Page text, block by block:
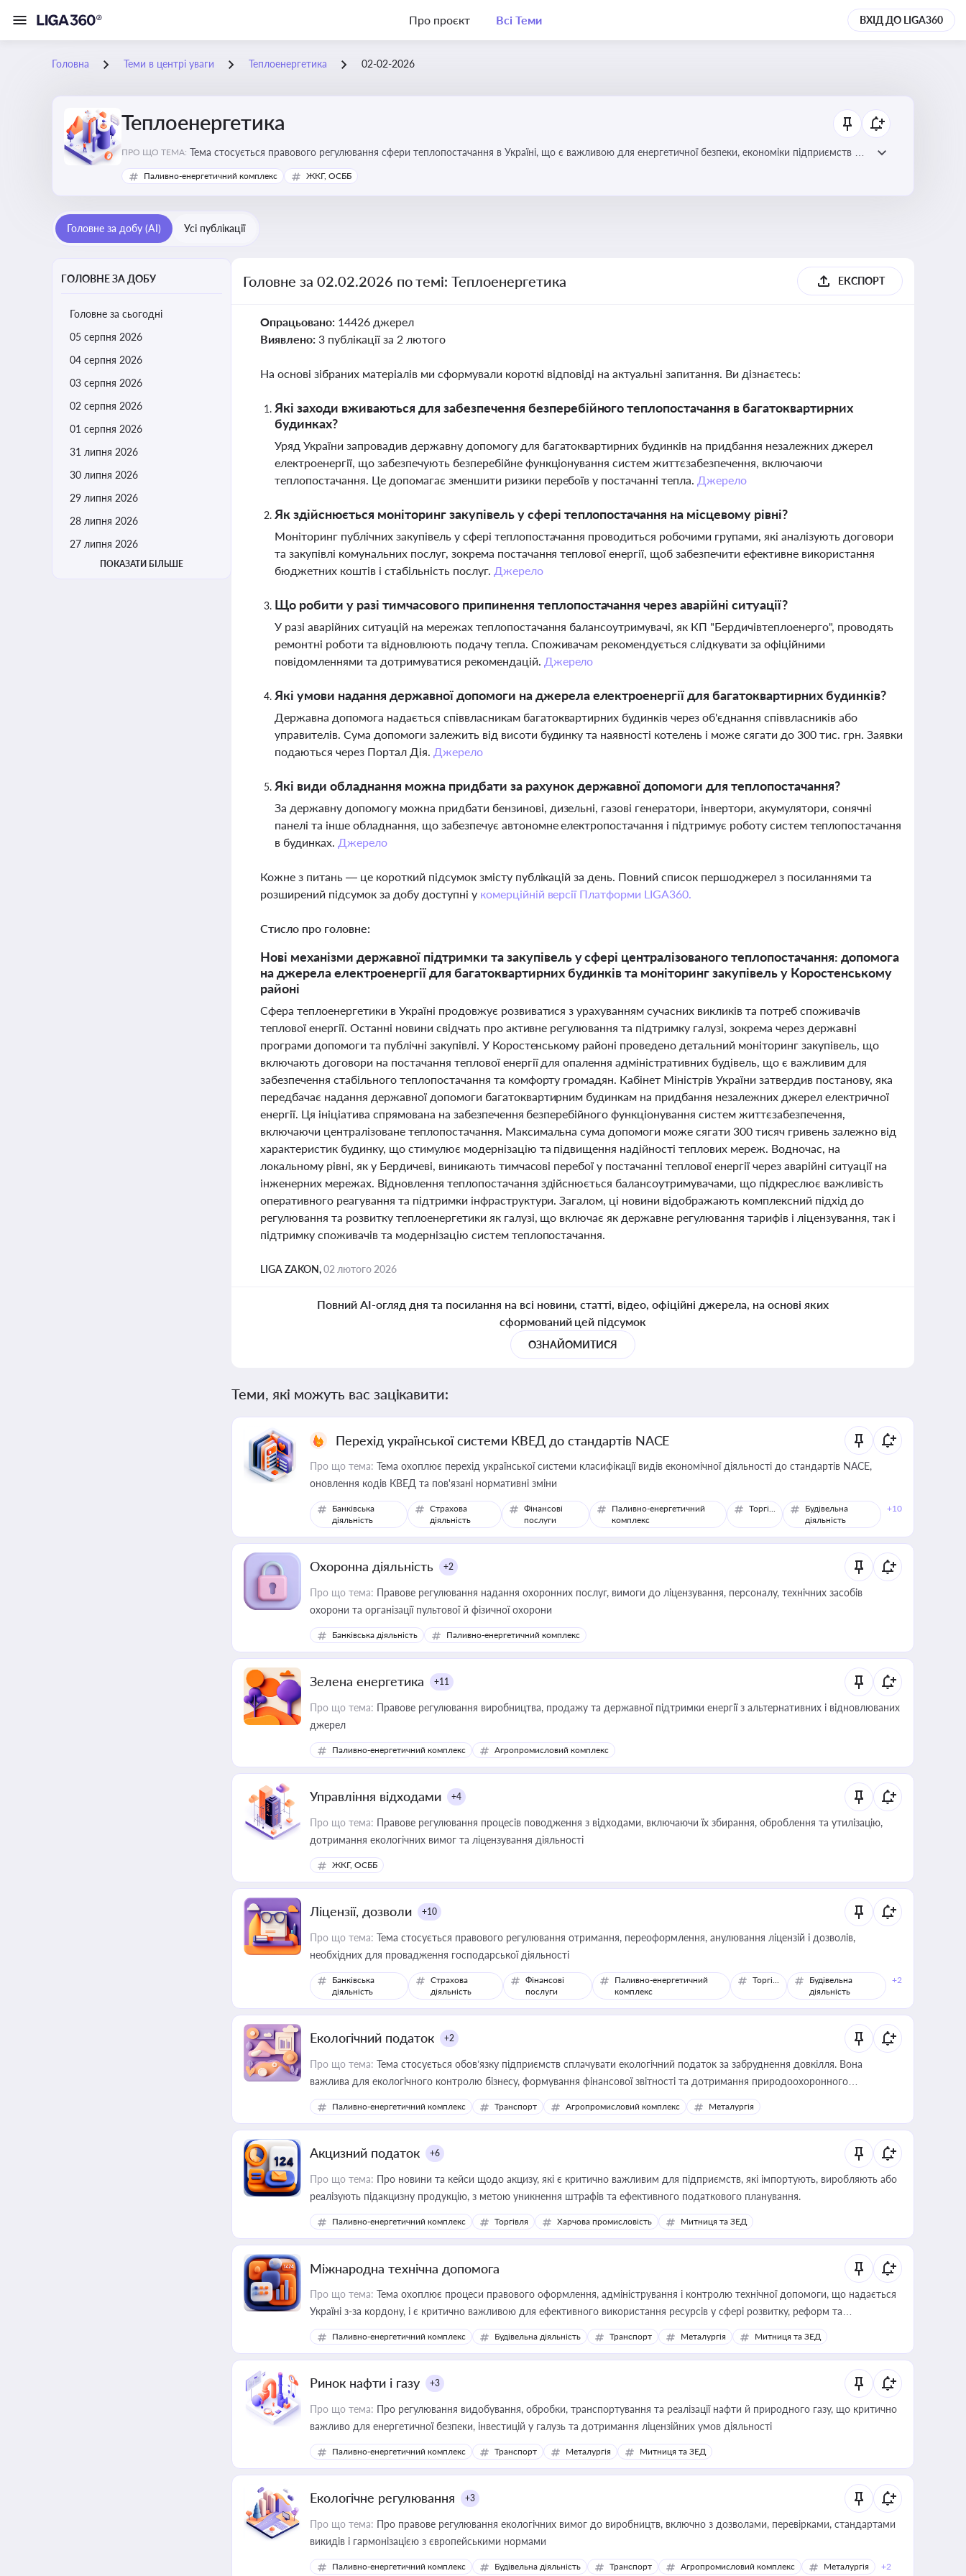
Про проєкт Всі Теми ВХІД ДО LIGA360
Головна Теми в центрі уваги Теплоенергетика 02-02-2026
Теплоенергетика
ПРО ЩО ТЕМА: Тема стосується правового регулювання сфери теплопостачання в Україні, що є важливою для енергетичної безпеки, економіки підприємств та
дотримання законодавчих вимог у сфері комунальних послуг
Паливно-енергетичний комплекс ЖКГ, ОСББ
Головне за добу (AI) Усі публікації
ГОЛОВНЕ ЗА ДОБУ
Головне за сьогодні
05 серпня 2026
04 серпня 2026
03 серпня 2026
02 серпня 2026
01 серпня 2026
31 липня 2026
30 липня 2026
29 липня 2026
28 липня 2026
27 липня 2026
ПОКАЗАТИ БІЛЬШЕ
Головне за 02.02.2026 по темі: Теплоенергетика ЕКСПОРТ
Опрацьовано: 14426 джерел
Виявлено: 3 публікації за 2 лютого
На основі зібраних матеріалів ми сформували короткі відповіді на актуальні запитання. Ви дізнаєтесь:
Які заходи вживаються для забезпечення безперебійного теплопостачання в багатоквартирних
будинках?
Уряд України запровадив державну допомогу для багатоквартирних будинків на придбання незалежних джерел
електроенергії, що забезпечують безперебійне функціонування систем життєзабезпечення, включаючи
теплопостачання. Це допомагає зменшити ризики перебоїв у постачанні тепла. Джерело
Як здійснюється моніторинг закупівель у сфері теплопостачання на місцевому рівні?
Моніторинг публічних закупівель у сфері теплопостачання проводиться робочими групами, які аналізують договори
та закупівлі комунальних послуг, зокрема постачання теплової енергії, щоб забезпечити ефективне використання
бюджетних коштів і стабільність послуг. Джерело
Що робити у разі тимчасового припинення теплопостачання через аварійні ситуації?
У разі аварійних ситуацій на мережах теплопостачання балансоутримувачі, як КП "Бердичівтеплоенерго", проводять
ремонтні роботи та відновлюють подачу тепла. Споживачам рекомендується слідкувати за офіційними
повідомленнями та дотримуватися рекомендацій. Джерело
Які умови надання державної допомоги на джерела електроенергії для багатоквартирних будинків?
Державна допомога надається співвласникам багатоквартирних будинків через об'єднання співвласників або
управителів. Сума допомоги залежить від висоти будинку та наявності котелень і може сягати до 300 тис. грн. Заявки
подаються через Портал Дія. Джерело
Які види обладнання можна придбати за рахунок державної допомоги для теплопостачання?
За державну допомогу можна придбати бензинові, дизельні, газові генератори, інвертори, акумулятори, сонячні
панелі та інше обладнання, що забезпечує автономне електропостачання і підтримує роботу систем теплопостачання
в будинках. Джерело
Кожне з питань — це короткий підсумок змісту публікацій за день. Повний список першоджерел з посиланнями та
розширений підсумок за добу доступні у комерційній версії Платформи LIGA360.
Стисло про головне:
Нові механізми державної підтримки та закупівель у сфері централізованого теплопостачання: допомога
на джерела електроенергії для багатоквартирних будинків та моніторинг закупівель у Коростенському
районі
Сфера теплоенергетики в Україні продовжує розвиватися з урахуванням сучасних викликів та потреб споживачів
теплової енергії. Останні новини свідчать про активне регулювання та підтримку галузі, зокрема через державні
програми допомоги та публічні закупівлі. У Коростенському районі проведено детальний моніторинг закупівель, що
включають договори на постачання теплової енергії для опалення адміністративних будівель, що є важливим для
забезпечення стабільного теплопостачання та комфорту громадян. Кабінет Міністрів України затвердив постанову, яка
передбачає надання державної допомоги багатоквартирним будинкам на придбання незалежних джерел електричної
енергії. Ця ініціатива спрямована на забезпечення безперебійного функціонування систем життєзабезпечення,
включаючи централізоване теплопостачання. Максимальна сума допомоги може сягати 300 тисяч гривень залежно від
характеристик будинку, що стимулює модернізацію та підвищення надійності теплових мереж. Водночас, на
локальному рівні, як у Бердичеві, виникають тимчасові перебої у постачанні теплової енергії через аварійні ситуації на
інженерних мережах. Відновлення теплопостачання здійснюється балансоутримувачами, що підкреслює важливість
оперативного реагування та підтримки інфраструктури. Загалом, ці новини відображають комплексний підхід до
регулювання та розвитку теплоенергетики як галузі, що включає як державне регулювання тарифів і ліцензування, так і
підтримку споживачів та модернізацію систем теплопостачання.
LIGA ZAKON,02 лютого 2026
Повний AI-огляд дня та посилання на всі новини, статті, відео, офіційні джерела, на основі яких
сформований цей підсумок
ОЗНАЙОМИТИСЯ
Теми, які можуть вас зацікавити:
Перехід української системи КВЕД до стандартів NACE
Про що тема: Тема охоплює перехід української системи класифікації видів економічної діяльності до стандартів NACE,
оновлення кодів КВЕД та пов'язані нормативні зміни
Банківська
діяльність
Страхова
діяльність
Фінансові
послуги
Паливно-енергетичний
комплекс
Торгівля
Будівельна
діяльність
+10
Охоронна діяльність +2
Про що тема: Правове регулювання надання охоронних послуг, вимоги до ліцензування, персоналу, технічних засобів
охорони та організації пультової й фізичної охорони
Банківська діяльність Паливно-енергетичний комплекс
Зелена енергетика +11
Про що тема: Правове регулювання виробництва, продажу та державної підтримки енергії з альтернативних і відновлюваних
джерел
Паливно-енергетичний комплекс Агропромисловий комплекс
Управління відходами +4
Про що тема: Правове регулювання процесів поводження з відходами, включаючи їх збирання, оброблення та утилізацію,
дотримання екологічних вимог та ліцензування діяльності
ЖКГ, ОСББ
Ліцензії, дозволи +10
Про що тема: Тема стосується правового регулювання отримання, переоформлення, анулювання ліцензій і дозволів,
необхідних для провадження господарської діяльності
Банківська
діяльність
Страхова
діяльність
Фінансові
послуги
Паливно-енергетичний
комплекс
Торгівля
Будівельна
діяльність
+2
Екологічний податок +2
Про що тема: Тема стосується обов’язку підприємств сплачувати екологічний податок за забруднення довкілля. Вона
важлива для екологічного контролю бізнесу, формування фінансової звітності та дотримання природоохоронного
законодавства
Паливно-енергетичний комплекс Транспорт Агропромисловий комплекс Металургія
Акцизний податок +6
Про що тема: Про новини та кейси щодо акцизу, які є критично важливим для підприємств, які імпортують, виробляють або
реалізують підакцизну продукцію, з метою уникнення штрафів та ефективного податкового планування.
Паливно-енергетичний комплекс Торгівля Харчова промисловість Митниця та ЗЕД
Міжнародна технічна допомога
Про що тема: Тема охоплює процеси правового оформлення, адміністрування і контролю технічної допомоги, що надається
Україні з-за кордону, і є критично важливою для ефективного використання ресурсів у сфері розвитку, реформ та
інфраструктурних проєктів
Паливно-енергетичний комплекс Будівельна діяльність Транспорт Металургія Митниця та ЗЕД
Ринок нафти і газу +3
Про що тема: Про регулювання видобування, обробки, транспортування та реалізації нафти й природного газу, що критично
важливо для енергетичної безпеки, інвестицій у галузь та дотримання ліцензійних умов діяльності
Паливно-енергетичний комплекс Транспорт Металургія Митниця та ЗЕД
Екологічне регулювання +3
Про що тема: Про правове регулювання екологічних вимог до виробництв, включно з дозволами, перевірками, стандартами
викидів і гармонізацією з європейськими нормами
Паливно-енергетичний комплекс Будівельна діяльність Транспорт Агропромисловий комплекс Металургія +2